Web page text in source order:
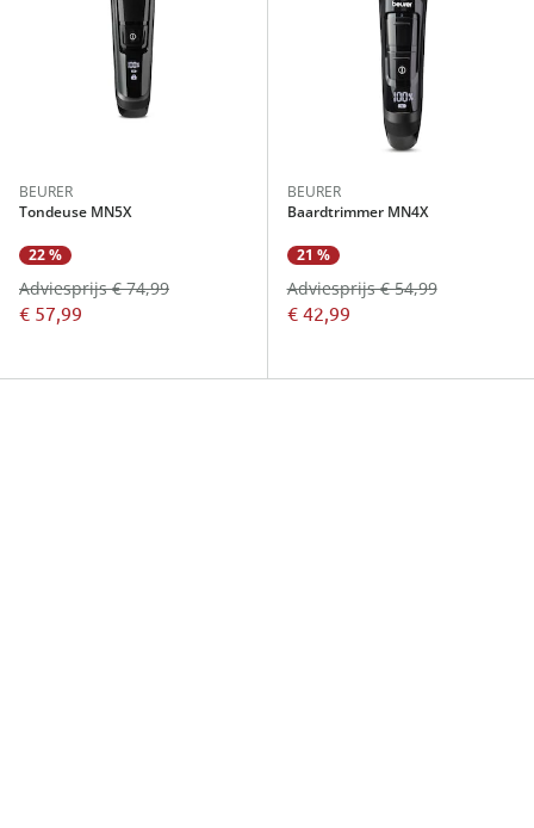
BEURER
Tondeuse MN5X
22 %
€ 57,99
Adviesprijs € 74,99
BEURER
Baardtrimmer MN4X
21 %
€ 42,99
Adviesprijs € 54,99